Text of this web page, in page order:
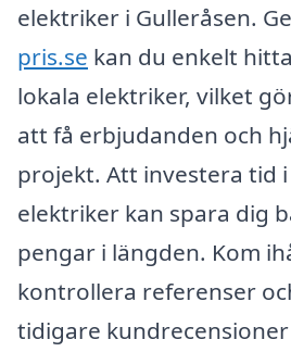
elektriker i Gulleråsen.
pris.se kan du enkelt
lokala elektriker, vilket
att få erbjudanden och
projekt. Att investera tid
elektriker kan spara dig
pengar i längden. Kom
kontrollera referenser
tidigare